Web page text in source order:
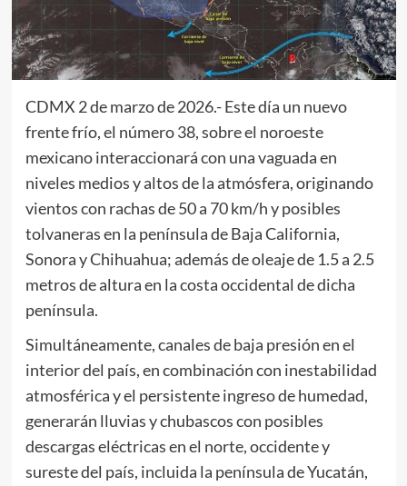
CDMX 2 de marzo de 2026.- Este día un nuevo
frente frío, el número 38, sobre el noroeste
mexicano interaccionará con una vaguada en
niveles medios y altos de la atmósfera, originando
vientos con rachas de 50 a 70 km/h y posibles
tolvaneras en la península de Baja California,
Sonora y Chihuahua; además de oleaje de 1.5 a 2.5
metros de altura en la costa occidental de dicha
península.
Simultáneamente, canales de baja presión en el
interior del país, en combinación con inestabilidad
atmosférica y el persistente ingreso de humedad,
generarán lluvias y chubascos con posibles
descargas eléctricas en el norte, occidente y
sureste del país, incluida la península de Yucatán,